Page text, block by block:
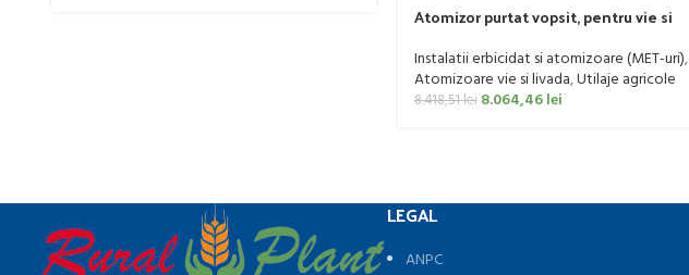
Atomizor purtat vopsit, pentru vie si
litri
Instalatii erbicidat si atomizoare (MET-uri),
Atomizoare vie si livada,Utilaje agricole
8.418,51lei 8.064,46lei
LEGAL
ANPC